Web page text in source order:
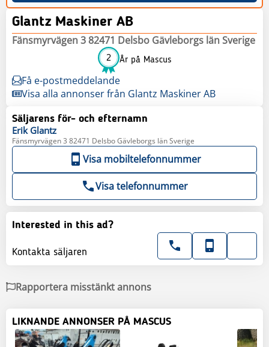
Glantz Maskiner AB
Fänsmyrvägen 3 82471 Delsbo Gävleborgs län Sverige
2 År på Mascus
Få e-postmeddelande
Visa alla annonser från Glantz Maskiner AB
Säljarens för- och efternamn
Erik Glantz
Fänsmyrvägen 3 82471 Delsbo Gävleborgs län Sverige
Visa mobiltelefonnummer
Visa telefonnummer
Interested in this ad?
Kontakta säljaren
Rapportera misstänkt annons
LIKNANDE ANNONSER PÅ MASCUS